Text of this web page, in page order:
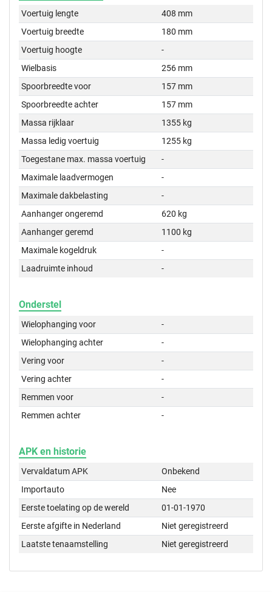
Voertuig lengte
408 mm
Voertuig breedte
180 mm
Voertuig hoogte
-
Wielbasis
256 mm
Spoorbreedte voor
157 mm
Spoorbreedte achter
157 mm
Massa rijklaar
1355 kg
Massa ledig voertuig
1255 kg
Toegestane max. massa voertuig
-
Maximale laadvermogen
-
Maximale dakbelasting
-
Aanhanger ongeremd
620 kg
Aanhanger geremd
1100 kg
Maximale kogeldruk
-
Laadruimte inhoud
-
Onderstel
Wielophanging voor
-
Wielophanging achter
-
Vering voor
-
Vering achter
-
Remmen voor
-
Remmen achter
-
APK en historie
Vervaldatum APK
Onbekend
Importauto
Nee
Eerste toelating op de wereld
01-01-1970
Eerste afgifte in Nederland
Niet geregistreerd
Laatste tenaamstelling
Niet geregistreerd